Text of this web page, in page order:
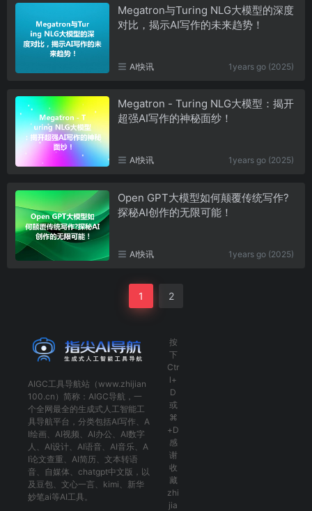
Megatron与Turing NLG大模型的深度
对比，揭示AI写作的未来趋势！
AI快讯 1years go (2025)
Megatron - Turing NLG大模型：揭开
超强AI写作的神秘面纱！
AI快讯 1years go (2025)
Open GPT大模型如何颠覆传统写作?
探秘AI创作的无限可能！
AI快讯 1years go (2025)
1 2
AIGC工具导航站（www.zhijian
100.cn）简称： AIGC导航 ，一
个全网最全的生成式人工智能工
具导航平台，分类包括AI写作 、 A
I绘画 、 AI视频 、 AI办公 、 AI数字
人 、 AI设计、 AI语音、 AI音乐、 A
I论文查重 、 AI简历 、 文本转语
音、 自媒体 、 chatgpt中文版 ，以
及 豆包、 文心一言 、 kimi 、 新华
妙笔ai等AI工具。
按
下
Ctr
l+
D
或
⌘
+D
感
谢
收
藏
zhi
jia